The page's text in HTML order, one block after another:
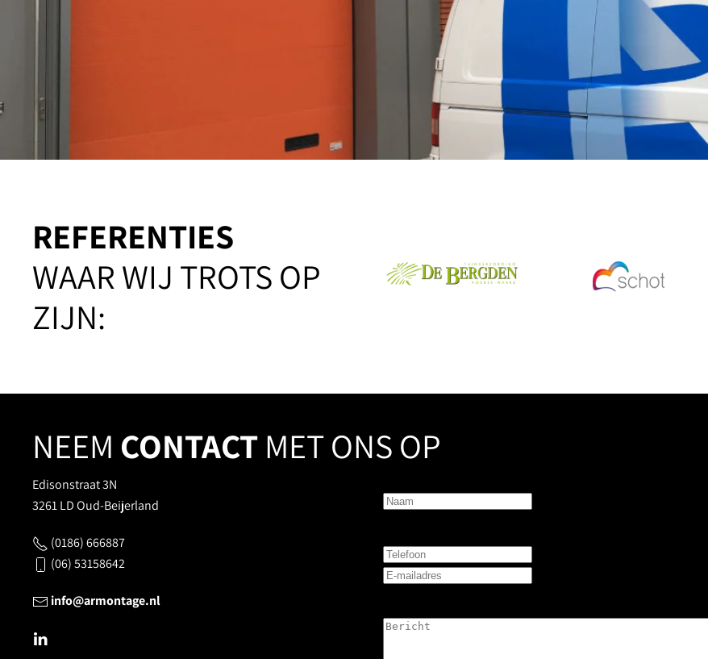
REFERENTIES
WAAR WIJ TROTS OP
ZIJN:
NEEM CONTACT MET ONS OP
Edisonstraat 3N
3261 LD Oud-Beijerland
(0186) 666887
(06) 53158642
info@armontage.nl